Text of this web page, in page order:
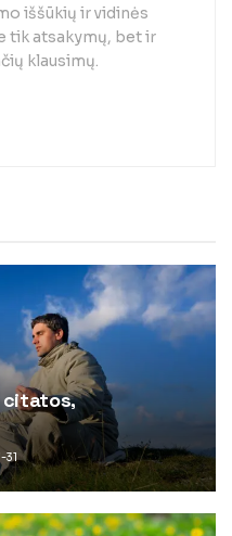
iššūkių ir vidinės
tik atsakymų, bet ir
klausimų.
citatos,
31